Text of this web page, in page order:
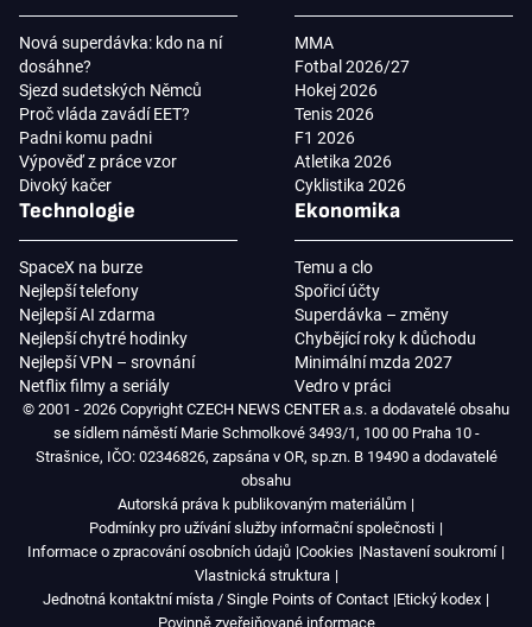
Nová superdávka: kdo na ní
dosáhne?
Sjezd sudetských Němců
Proč vláda zavádí EET?
Padni komu padni
Výpověď z práce vzor
Divoký kačer
MMA
Fotbal 2026/27
Hokej 2026
Tenis 2026
F1 2026
Atletika 2026
Cyklistika 2026
Technologie
SpaceX na burze
Nejlepší telefony
Nejlepší AI zdarma
Nejlepší chytré hodinky
Nejlepší VPN – srovnání
Netflix filmy a seriály
Ekonomika
Temu a clo
Spořicí účty
Superdávka – změny
Chybějící roky k důchodu
Minimální mzda 2027
Vedro v práci
© 2001 - 2026 Copyright CZECH NEWS CENTER a.s. a dodavatelé obsahu
se sídlem náměstí Marie Schmolkové 3493/1, 100 00 Praha 10 -
Strašnice, IČO: 02346826, zapsána v OR, sp.zn. B 19490 a dodavatelé
obsahu
Autorská práva k publikovaným materiálům
Podmínky pro užívání služby informační společnosti
Informace o zpracování osobních údajů Cookies Nastavení soukromí
Vlastnická struktura
Jednotná kontaktní místa / Single Points of Contact Etický kodex
Povinně zveřejňované informace